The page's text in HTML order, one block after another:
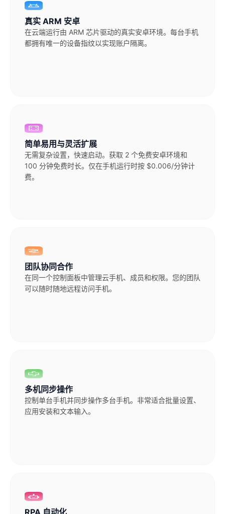
真实 ARM 安卓
在云端运行由 ARM 芯片驱动的真实安卓环境。每台手机
都拥有唯一的设备指纹以实现账户隔离。
简单易用与灵活扩展
无需复杂设置，快速启动。获取 2 个免费安卓环境和
100 分钟免费时长。仅在手机运行时按 $0.006/分钟计
费。
团队协同合作
在同一个控制面板中管理云手机、成员和权限。您的团队
可以随时随地远程访问手机。
多机同步操作
控制单台手机并同步操作多台手机。非常适合批量设置、
应用安装和文本输入。
RPA 自动化